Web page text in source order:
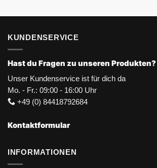
KUNDENSERVICE
Hast du Fragen zu unseren Produkten?
Unser Kundenservice ist für dich da
Mo. - Fr.: 09:00 - 16:00 Uhr
+49 (0) 84418792684
Kontaktformular
INFORMATIONEN